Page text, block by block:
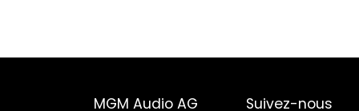
MGM Audio AG Suivez-nous